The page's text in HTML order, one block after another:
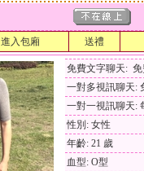
進入包廂 送禮
免費文字聊天:
一對多視訊聊天:
一對一視訊聊天:
性別: 女性
年齡: 21 歲
血型: O型